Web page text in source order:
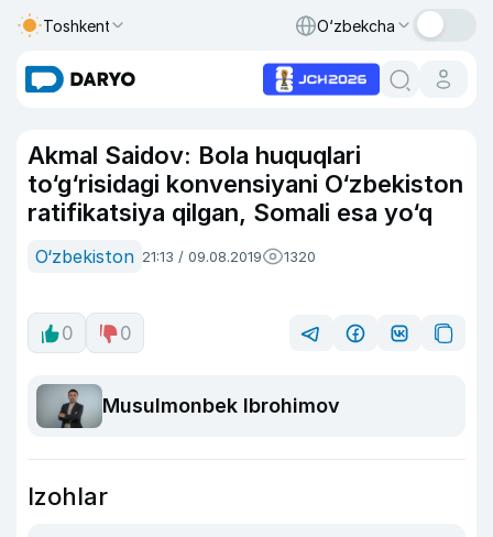
Toshkent O‘zbekcha
Akmal Saidov: Bola huquqlari
to‘g‘risidagi konvensiyani O‘zbekiston
ratifikatsiya qilgan, Somali esa yo‘q
O‘zbekiston 21:13 / 09.08.2019 1320
0 0
Musulmonbek Ibrohimov
Izohlar